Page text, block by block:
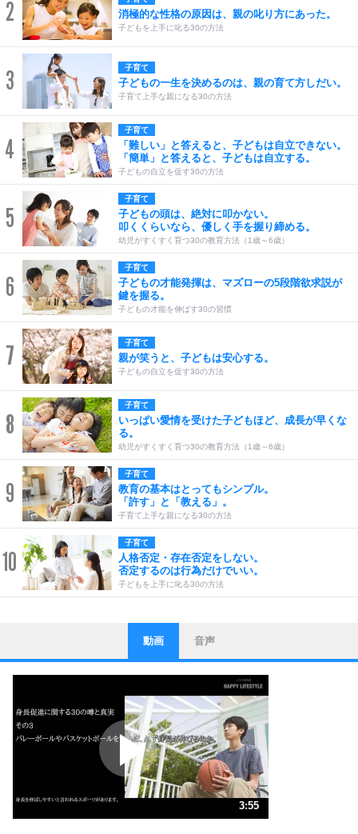
2 消極的な性格の原因は、親の叱り方にあった。
子どもを上手に叱る30の方法
3 子育て
子どもの一生を決めるのは、親の育て方しだい。
子育て上手な親になる30の方法
4
子育て
「難しい」と答えると、子どもは自立できない。
「簡単」と答えると、子どもは自立する。
子どもの自立を促す30の方法
5
子育て
子どもの頭は、絶対に叩かない。
叩くくらいなら、優しく手を握り締める。
幼児がすくすく育つ30の教育方法（1歳～6歳）
6
子育て
子どもの才能発揮は、マズローの5段階欲求説が
鍵を握る。
子どもの才能を伸ばす30の習慣
7 子育て
親が笑うと、子どもは安心する。
子どもの自立を促す30の方法
8
子育て
いっぱい愛情を受けた子どもほど、成長が早くな
る。
幼児がすくすく育つ30の教育方法（1歳～6歳）
9
子育て
教育の基本はとってもシンプル。
「許す」と「教える」。
子育て上手な親になる30の方法
10
子育て
人格否定・存在否定をしない。
否定するのは行為だけでいい。
子どもを上手に叱る30の方法
1
ストレス対策
他人と比べない。
いっそのこと、他人を見ない。
いらいらしない人になる30の方法
プラス思考
ポジティブになれない原因は、行動しないから。
ポジティブ思考になる30の方法
ストレス対策
人生、なんとかなるもの。
気楽に生きる30の方法
動画 音声
3:55